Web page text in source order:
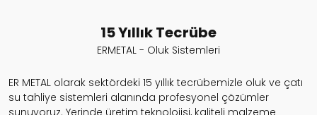
15 Yıllık Tecrübe
ERMETAL - Oluk Sistemleri
ER METAL olarak sektördeki 15 yıllık tecrübemizle oluk ve çatı
su tahliye sistemleri alanında profesyonel çözümler
sunuyoruz. Yerinde üretim teknolojisi, kaliteli malzeme